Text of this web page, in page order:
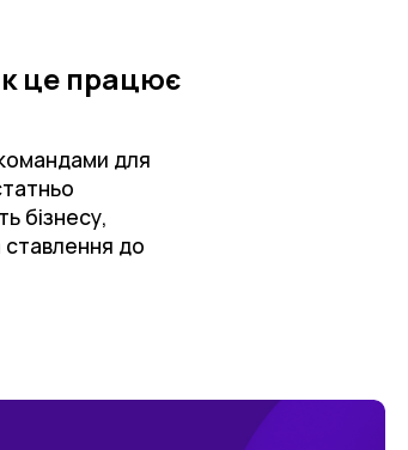
це працює
для
бізнесу,
ставлення до